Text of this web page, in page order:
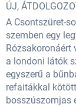
ÚJ,
A Csontszüret-
szemben egy
a londoni látók
egyszerű a
refaitákkal
bosszúszomjas